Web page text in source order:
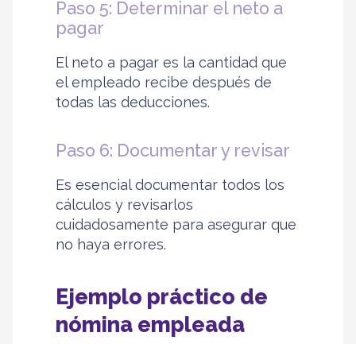
Paso 5: Determinar el neto a
pagar
El neto a pagar es la cantidad que
el empleado recibe después de
todas las deducciones.
Paso 6: Documentar y revisar
Es esencial documentar todos los
cálculos y revisarlos
cuidadosamente para asegurar que
no haya errores.
Ejemplo práctico de
nómina empleada